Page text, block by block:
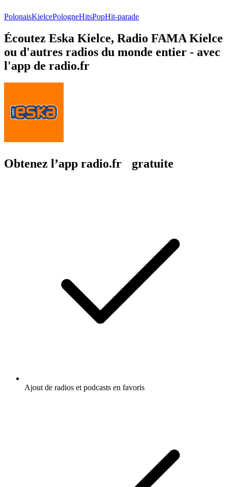
PolonaisKielcePologneHitsPopHit-parade
Écoutez Eska Kielce, Radio FAMA Kielce
ou d'autres radios du monde entier - avec
l'app de radio.fr
Obtenez l’app radio.fr gratuite
Ajout de radios et podcasts en favoris